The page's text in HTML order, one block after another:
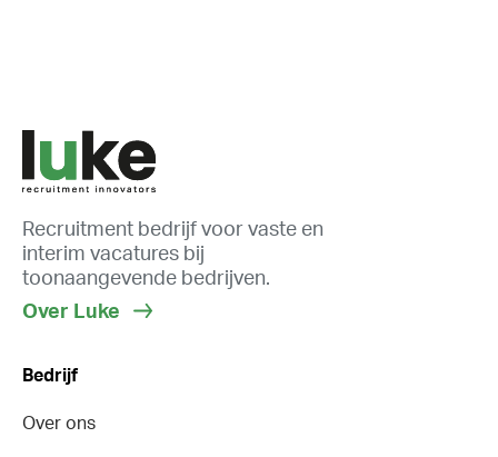
Recruitment bedrijf voor vaste en
interim vacatures bij
toonaangevende bedrijven.
Over Luke
Bedrijf
Over ons